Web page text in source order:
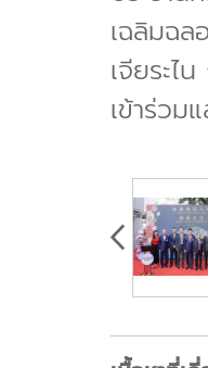
เฉลิมฉ
เจียระ
เข้าร่วม